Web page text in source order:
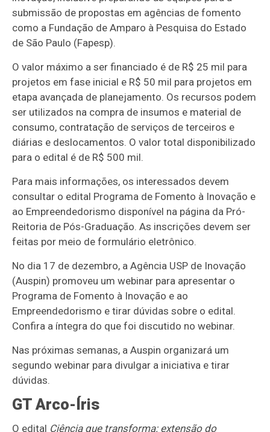
submissão de propostas em agências de fomento
como a Fundação de Amparo à Pesquisa do Estado
de São Paulo (Fapesp).
O valor máximo a ser financiado é de R$ 25 mil para
projetos em fase inicial e R$ 50 mil para projetos em
etapa avançada de planejamento. Os recursos podem
ser utilizados na compra de insumos e material de
consumo, contratação de serviços de terceiros e
diárias e deslocamentos. O valor total disponibilizado
para o edital é de R$ 500 mil.
Para mais informações, os interessados devem
consultar o edital Programa de Fomento à Inovação e
ao Empreendedorismo disponível na página da Pró-
Reitoria de Pós-Graduação. As inscrições devem ser
feitas por meio de formulário eletrônico.
No dia 17 de dezembro, a Agência USP de Inovação
(Auspin) promoveu um webinar para apresentar o
Programa de Fomento à Inovação e ao
Empreendedorismo e tirar dúvidas sobre o edital.
Confira a íntegra do que foi discutido no webinar.
Nas próximas semanas, a Auspin organizará um
segundo webinar para divulgar a iniciativa e tirar
dúvidas.
GT Arco-Íris
O edital Ciência que transforma: extensão do